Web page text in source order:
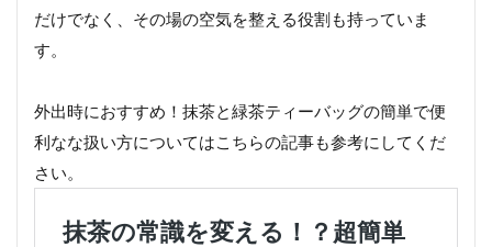
だけでなく、その場の空気を整える役割も持っていま
す。
外出時におすすめ！抹茶と緑茶ティーバッグの簡単で便
利なな扱い方についてはこちらの記事も参考にしてくだ
さい。